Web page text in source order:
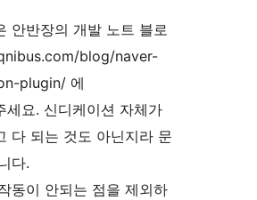
안반장의 개발 노트 블로
blog/naver-
plugin/ 에
세요. 신디케이션 자체가
다 되는 것도 아닌지라 문
다.
동이 안되는 점을 제외하